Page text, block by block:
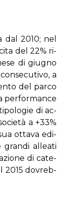
2010; nel
del 22% ri­
di giu­gno
a
del par­co
per­for­man­ce
di ac­
a +33%
ot­ta­va edi­
gran­di al­lea­ti
di ca­te­
2015 do­vreb­